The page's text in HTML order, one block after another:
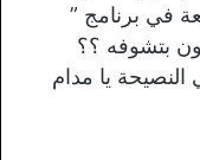
في برنامج ”
بتشوفه ؟؟
يا مدام